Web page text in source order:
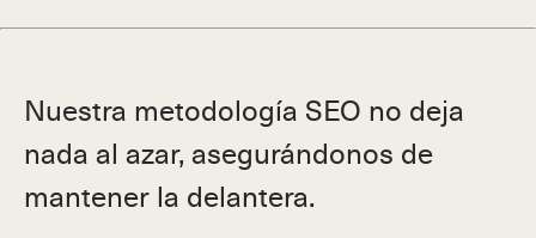
Nuestra metodología SEO no deja
nada al azar, asegurándonos de
mantener la delantera.